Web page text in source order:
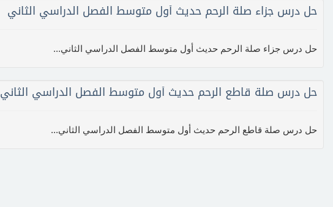
حل درس جزاء صلة الرحم حديث أول متوسط الفصل الدراسي الثاني
حل درس جزاء صلة الرحم حديث أول متوسط الفصل الدراسي الثاني...
حل درس صلة قاطع الرحم حديث أول متوسط الفصل الدراسي الثاني
حل درس صلة قاطع الرحم حديث أول متوسط الفصل الدراسي الثاني...